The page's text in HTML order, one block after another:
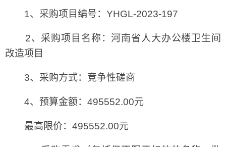
1、采购项目编号：YHGL-2023-197
2、采购项目名称：河南省人大办公楼卫生间
改造项目
3、采购方式：竞争性磋商
4、预算金额：495552.00元
最高限价：495552.00元